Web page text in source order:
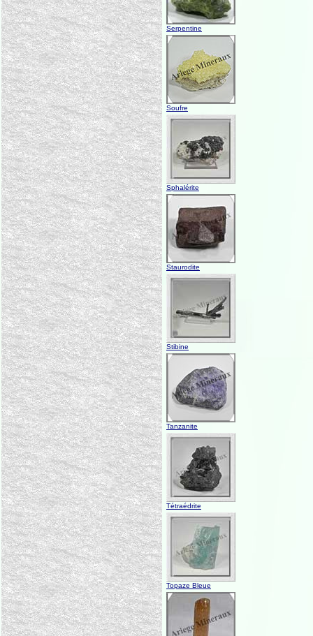
Serpentine
Soufre
Sphalérite
Staurodite
Stibine
Tanzanite
Tétraédrite
Topaze Bleue